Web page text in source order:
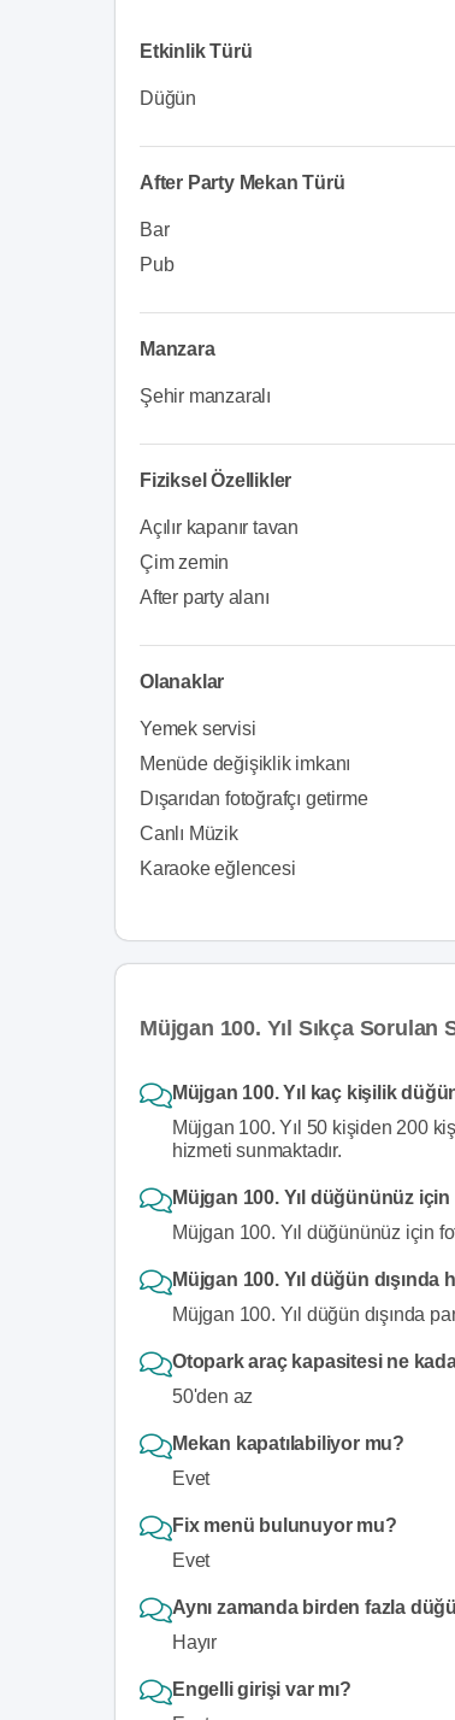
Etkinlik Türü
Düğün
After Party Mekan Türü
Bar
Pub
Manzara
Şehir manzaralı
Fiziksel Özellikler
Açılır kapanır tavan
Çim zemin
After party alanı
Olanaklar
Yemek servisi
Menüde değişiklik imkanı
Dışarıdan fotoğrafçı getirme
Canlı Müzik
Karaoke eğlencesi
Müjgan 100. Yıl Sıkça Sorulan
Müjgan 100. Yıl kaç kişilik
Müjgan 100. Yıl 50 kişiden 200
hizmeti sunmaktadır.
Müjgan 100. Yıl düğününüz
Müjgan 100. Yıl düğününüz için
Müjgan 100. Yıl düğün
Müjgan 100. Yıl düğün dışında
Otopark araç kapasitesi ne
50'den az
Mekan kapatılabiliyor mu?
Evet
Fix menü bulunuyor mu?
Evet
Aynı zamanda birden fazla
Hayır
Engelli girişi var mı?